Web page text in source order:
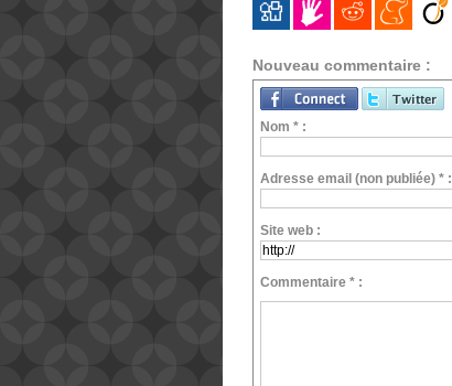
Nouveau commentaire :
Nom * :
Adresse email (non publiée) * :
Site web :
Commentaire * :